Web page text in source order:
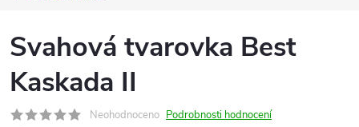
Svahová tvarovka Best
Kaskada II
Neohodnoceno Podrobnosti hodnocení